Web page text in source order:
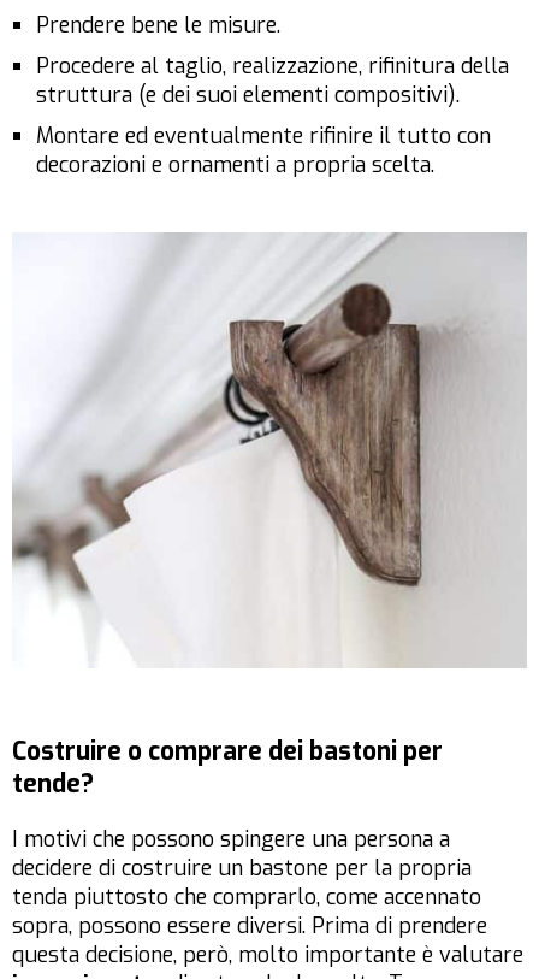
Prendere bene le misure.
Procedere al taglio, realizzazione, rifinitura della
struttura (e dei suoi elementi compositivi).
Montare ed eventualmente rifinire il tutto con
decorazioni e ornamenti a propria scelta.
Costruire o comprare dei bastoni per
tende?
I motivi che possono spingere una persona a
decidere di costruire un bastone per la propria
tenda piuttosto che comprarlo, come accennato
sopra, possono essere diversi. Prima di prendere
questa decisione, però, molto importante è valutare